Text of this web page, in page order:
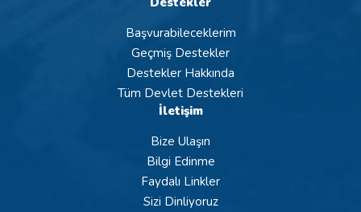
Başvurabileceklerim
Geçmiş Destekler
Destekler Hakkında
Tüm Devlet Destekleri
İletişim
Bize Ulaşın
Bilgi Edinme
Faydalı Linkler
Sizi Dinliyoruz